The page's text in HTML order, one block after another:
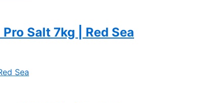
Salt 7kg | Red Sea